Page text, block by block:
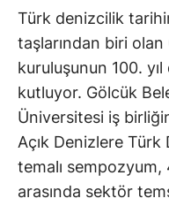
Türk denizcilik
taşlarından biri
kuruluşunun 100.
kutluyor. Gölcük
Üniversitesi iş
Açık Denizlere
temalı
arasında sektör